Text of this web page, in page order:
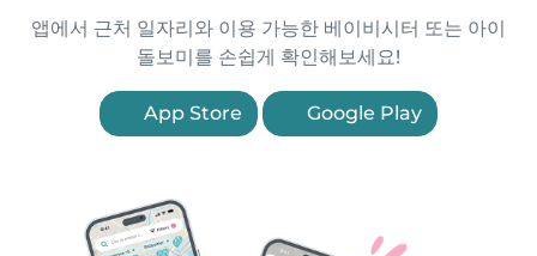
앱에서 근처 일자리와 이용 가능한 베이비시터 또는 아이
돌보미를 손쉽게 확인해보세요!
App Store Google Play